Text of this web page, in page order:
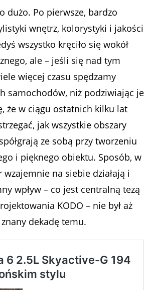
dużo. Po pierwsze, bardzo
wnętrz, kolorystyki i jakości
wszystko kręciło się wokół
ale – jeśli się nad tym
więcej czasu spędzamy
samochodów, niż podziwiając je
że w ciągu ostatnich kilku lat
jak wszystkie obszary
ze sobą przy tworzeniu
i pięknego obiektu. Sposób, w
wzajemnie na siebie działają i
wpływ – co jest centralną tezą
KODO – nie był aż
dekadę temu.